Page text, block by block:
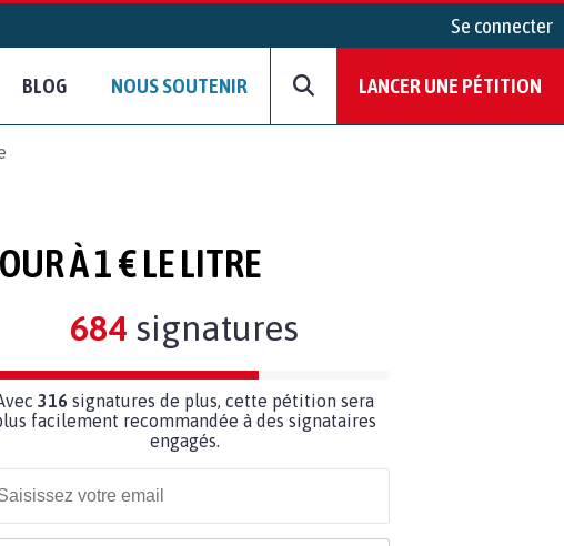
Se connecter
BLOG NOUS SOUTENIR LANCER UNE PÉTITION
À 1 € LE LITRE
684 signatures
316 signatures de plus, cette pétition sera
facilement recommandée à des signataires
engagés.